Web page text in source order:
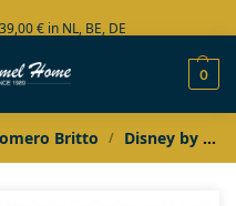
€ in NL, BE, DE
Lager
0
Britto / Disney by Romero Britto